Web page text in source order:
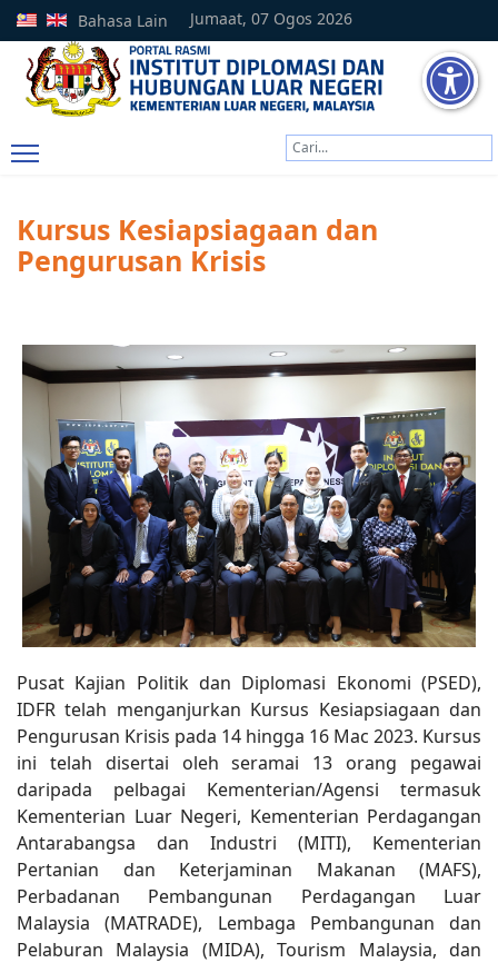
Jumaat, 07 Ogos 2026
Bahasa Lain
Kursus Kesiapsiagaan dan
Pengurusan Krisis
Pusat Kajian Politik dan Diplomasi Ekonomi (PSED),
IDFR telah menganjurkan Kursus Kesiapsiagaan dan
Pengurusan Krisis pada 14 hingga 16 Mac 2023. Kursus
ini telah disertai oleh seramai 13 orang pegawai
daripada pelbagai Kementerian/Agensi termasuk
Kementerian Luar Negeri, Kementerian Perdagangan
Antarabangsa dan Industri (MITI), Kementerian
Pertanian dan Keterjaminan Makanan (MAFS),
Perbadanan Pembangunan Perdagangan Luar
Malaysia (MATRADE), Lembaga Pembangunan dan
Pelaburan Malaysia (MIDA), Tourism Malaysia, dan